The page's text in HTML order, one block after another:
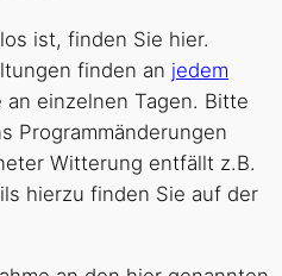
ist, finden Sie hier.
finden an jedem
an einzelnen Tagen. Bitte
Programmänderungen
Witterung entfällt z.B.
hierzu finden Sie auf der